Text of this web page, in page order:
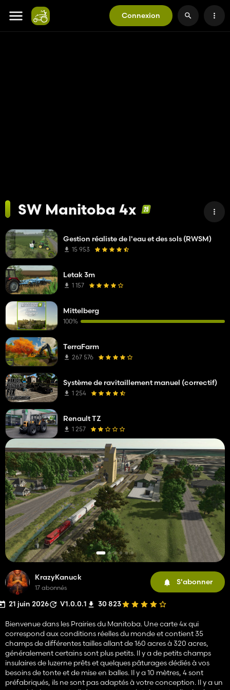
Connexion
SW Manitoba 4x
KrazyKanuck
17 abonnés
S'abonner
21 juin 2026 V1.0.0.1 30 823
Bienvenue dans les Prairies du Manitoba. Une carte 4x qui
correspond aux conditions réelles du monde et contient 35
champs de différentes tailles allant de 160 acres à 320 acres,
généralement certains sont plus petits. Il y a de petits champs
insulaires de luzerne prêts et quelques pâturages dédiés à vos
besoins de tonte et de mise en balles. Il y a 10 mètres, 4 sont
préfabriqués, ils ne sont pas adaptés à votre conception. Il y a un
Gestion réaliste de l'eau et des sols (RWSM)
15 953
Letak 3m
1 157
Mittelberg
100%
TerraFarm
267 576
Système de ravitaillement manuel (correctif)
1 254
Renault TZ
1 257